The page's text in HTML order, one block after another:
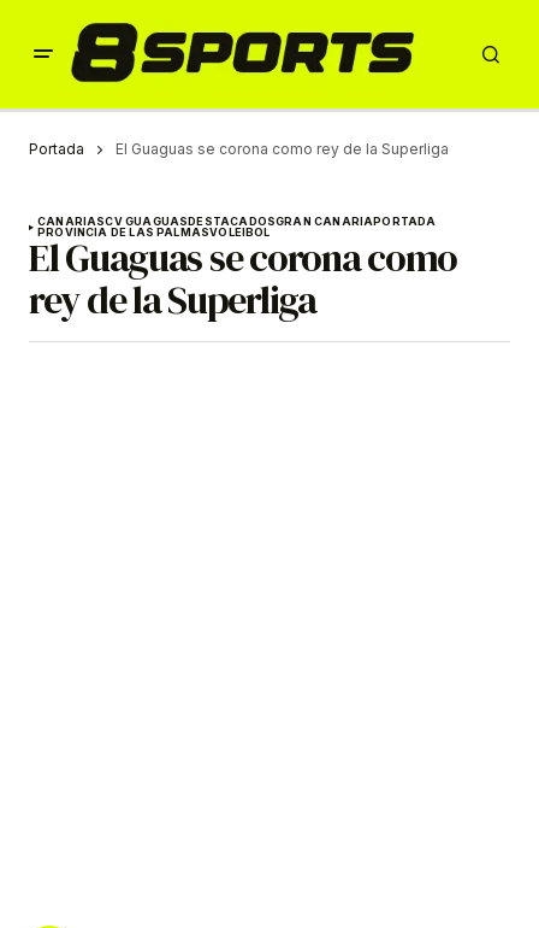
Portada El Guaguas se corona como rey de la Superliga
CANARIASCV GUAGUASDESTACADOSGRAN CANARIAPORTADA
PROVINCIA DE LAS PALMASVOLEIBOL
El Guaguas se corona como
rey de la Superliga